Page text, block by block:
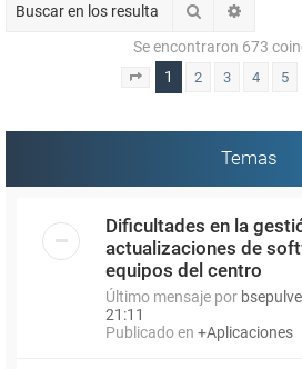
Buscar
Se encontraron 673
Página 1de 14
1 2 3 4 5
Temas
Dificultades en la
actualizaciones de
equipos del centro
Último mensaje por
21:11
Publicado en +Aplicaciones